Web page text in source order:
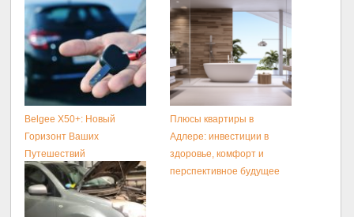
Belgee X50+: Новый
Горизонт Ваших
Путешествий
Плюсы квартиры в
Адлере: инвестиции в
здоровье, комфорт и
перспективное будущее